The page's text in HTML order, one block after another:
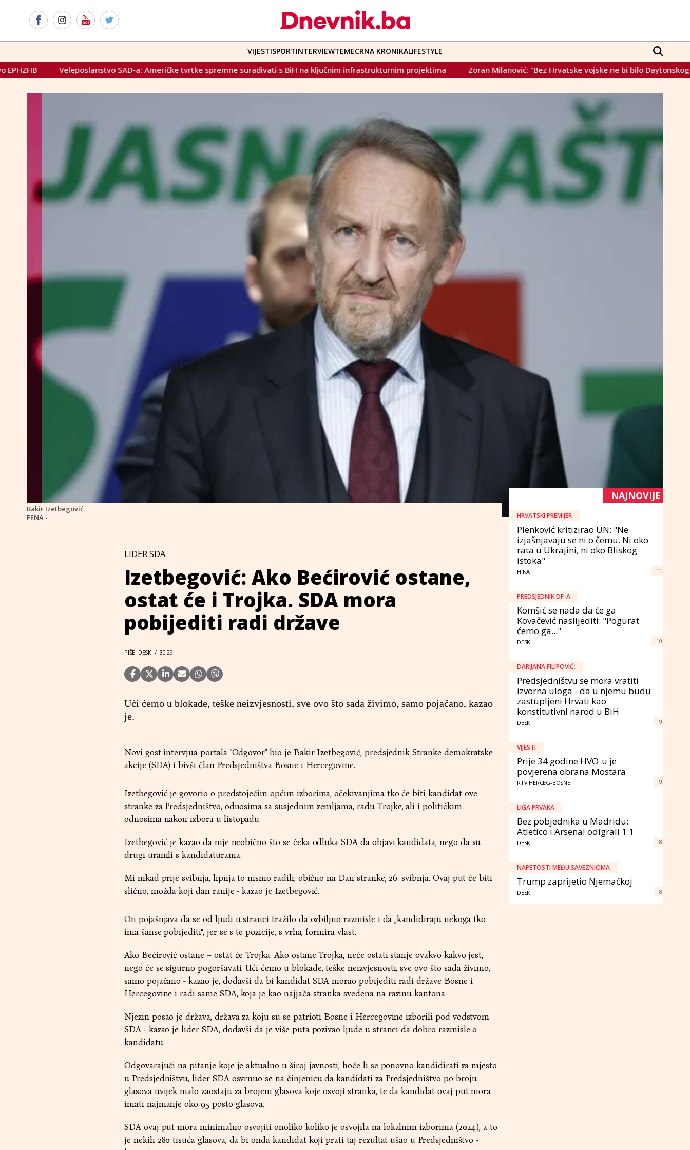
VIJESTISPORTINTERVIEWTEMECRNA KRONIKALIFESTYLE
SAD-a: Američke tvrtke spremne surađivati s BiH na ključnim infrastrukturnim projektima Zoran Milanović: "Bez Hrvatske vojske ne bi bilo Daytonskog sporazuma, ni BiH u
Bakir Izetbegović
FENA -
LIDER SDA
Izetbegović: Ako Bećirović ostane,
ostat će i Trojka. SDA mora
pobijediti radi države
PIŠE: DESK / 30.29.
Ući ćemo u blokade, teške neizvjesnosti, sve ovo što sada živimo, samo pojačano, kazao
je.
Novi gost intervjua portala "Odgovor" bio je Bakir Izetbegović, predsjednik Stranke demokratske
akcije (SDA) i bivši član Predsjedništva Bosne i Hercegovine.
Izetbegović je govorio o predstojećim općim izborima, očekivanjima tko će biti kandidat ove
stranke za Predsjedništvo, odnosima sa susjednim zemljama, radu Trojke, ali i političkim
odnosima nakon izbora u listopadu.
Izetbegović je kazao da nije neobično što se čeka odluka SDA da objavi kandidata, nego da su
drugi uranili s kandidaturama.
Mi nikad prije svibnja, lipnja to nismo radili; obično na Dan stranke, 26. svibnja. Ovaj put će biti
slično, možda koji dan ranije - kazao je Izetbegović.
On pojašnjava da se od ljudi u stranci tražilo da ozbiljno razmisle i da „kandidiraju nekoga tko
ima šanse pobijediti“, jer se s te pozicije, s vrha, formira vlast.
Ako Bećirović ostane – ostat će Trojka. Ako ostane Trojka, neće ostati stanje ovakvo kakvo jest,
nego će se sigurno pogoršavati. Ući ćemo u blokade, teške neizvjesnosti, sve ovo što sada živimo,
samo pojačano - kazao je, dodavši da bi kandidat SDA morao pobijediti radi države Bosne i
Hercegovine i radi same SDA, koja je kao najjača stranka svedena na razinu kantona.
Njezin posao je država, država za koju su se patrioti Bosne i Hercegovine izborili pod vodstvom
SDA - kazao je lider SDA, dodavši da je više puta pozivao ljude u stranci da dobro razmisle o
kandidatu.
Odgovarajući na pitanje koje je aktualno u široj javnosti, hoće li se ponovno kandidirati za mjesto
u Predsjedništvu, lider SDA osvrnuo se na činjenicu da kandidati za Predsjedništvo po broju
glasova uvijek malo zaostaju za brojem glasova koje osvoji stranka, te da kandidat ovaj put mora
imati najmanje oko 95 posto glasova.
SDA ovaj put mora minimalno osvojiti onoliko koliko je osvojila na lokalnim izborima (2024.), a to
je nekih 280 tisuća glasova, da bi onda kandidat koji prati taj rezultat ušao u Predsjedništvo -
NAJNOVIJE
HRVATSKI PREMIJER
Plenković kritizirao UN: "Ne
izjašnjavaju se ni o čemu. Ni oko
rata u Ukrajini, ni oko Bliskog
istoka"
HINA 11:
PREDSJEDNIK DF-A
Komšić se nada da će ga
Kovačević naslijediti: "Pogurat
ćemo ga..."
DESK 10:
DARIJANA FILIPOVIĆ:
Predsjedništvu se mora vratiti
izvorna uloga - da u njemu budu
zastupljeni Hrvati kao
konstitutivni narod u BiH
DESK 9:
VIJESTI
Prije 34 godine HVO-u je
povjerena obrana Mostara
RTV HERCEG-BOSNE 9:
LIGA PRVAKA
Bez pobjednika u Madridu:
Atletico i Arsenal odigrali 1:1
DESK 8:
NAPETOSTI MEĐU SAVEZNICIMA
Trump zaprijetio Njemačkoj
DESK 8: